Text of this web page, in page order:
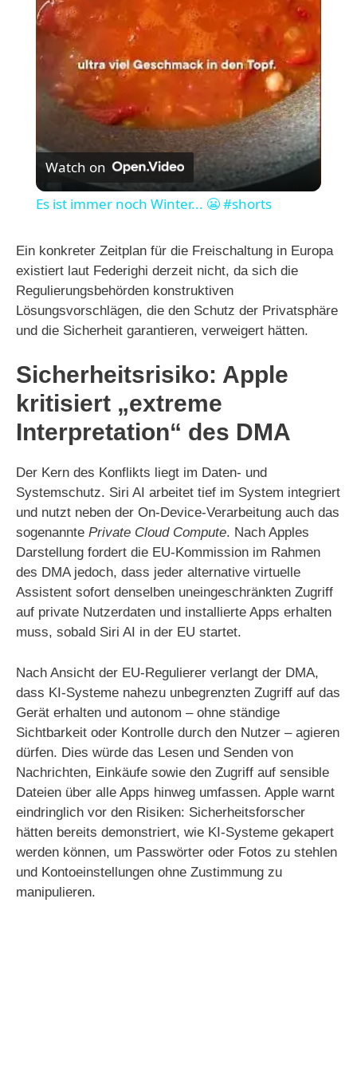
l
a
y
V
i
d
e
o
Watch on
Es ist immer noch Winter... 😬 #shorts
Ein konkreter Zeitplan für die Freischaltung in Europa
existiert laut Federighi derzeit nicht, da sich die
Regulierungsbehörden konstruktiven
Lösungsvorschlägen, die den Schutz der Privatsphäre
und die Sicherheit garantieren, verweigert hätten.
Sicherheitsrisiko: Apple
kritisiert „extreme
Interpretation“ des DMA
Der Kern des Konflikts liegt im Daten- und
Systemschutz. Siri AI arbeitet tief im System integriert
und nutzt neben der On-Device-Verarbeitung auch das
sogenannte Private Cloud Compute. Nach Apples
Darstellung fordert die EU-Kommission im Rahmen
des DMA jedoch, dass jeder alternative virtuelle
Assistent sofort denselben uneingeschränkten Zugriff
auf private Nutzerdaten und installierte Apps erhalten
muss, sobald Siri AI in der EU startet.
Nach Ansicht der EU-Regulierer verlangt der DMA,
dass KI-Systeme nahezu unbegrenzten Zugriff auf das
Gerät erhalten und autonom – ohne ständige
Sichtbarkeit oder Kontrolle durch den Nutzer – agieren
dürfen. Dies würde das Lesen und Senden von
Nachrichten, Einkäufe sowie den Zugriff auf sensible
Dateien über alle Apps hinweg umfassen. Apple warnt
eindringlich vor den Risiken: Sicherheitsforscher
hätten bereits demonstriert, wie KI-Systeme gekapert
werden können, um Passwörter oder Fotos zu stehlen
und Kontoeinstellungen ohne Zustimmung zu
manipulieren.